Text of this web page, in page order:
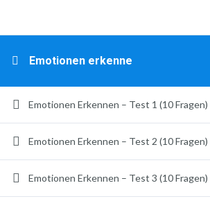
Emotionen erkenne
Emotionen Erkennen – Test 1 (10 Fragen)
Emotionen Erkennen – Test 2 (10 Fragen)
Emotionen Erkennen – Test 3 (10 Fragen)